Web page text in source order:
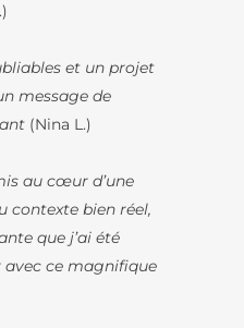
et un projet
message de
(Nina L.)
au cœur d’une
contexte bien réel,
que j’ai été
ce magnifique